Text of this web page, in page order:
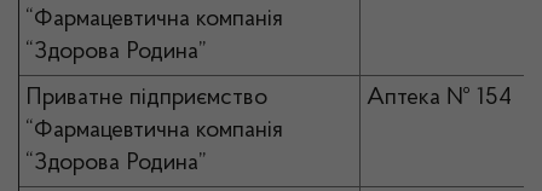
“Фармацевтична компанія
“Здорова Родина”
Приватне підприємство
“Фармацевтична компанія
“Здорова Родина”
Аптека № 154